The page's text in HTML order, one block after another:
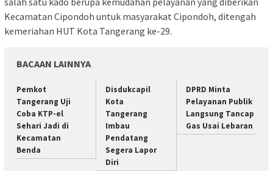
Kecamatan Cipondoh untuk masyarakat Cipondoh, ditengah
kemeriahan HUT Kota Tangerang ke-29.
BACAAN LAINNYA
Pemkot
Tangerang Uji
Coba KTP-el
Sehari Jadi di
Kecamatan
Benda
Disdukcapil
Kota
Tangerang
Imbau
Pendatang
Segera Lapor
Diri
DPRD Minta
Pelayanan Publik
Langsung Tancap
Gas Usai Lebaran